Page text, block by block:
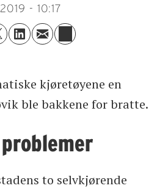
- 10:17
kjøretøyene en
ble bakkene for bratte.
to selvkjørende